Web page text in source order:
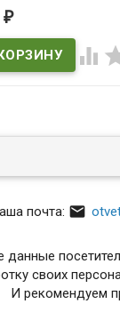
chez les Bretons
₽

почта: 
своих
И рекомендуем